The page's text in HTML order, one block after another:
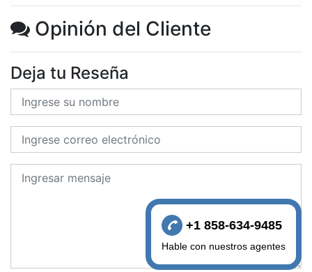
Opinión del Cliente
Deja tu Reseña
+1 858-634-9485
Hable con nuestros agentes